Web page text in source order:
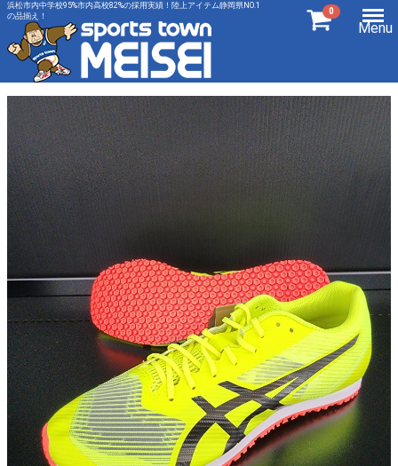
浜松市内中学校95%市内高校82%の採用実績！陸上アイテム静岡県NO.1
の品揃え！
0
Menu